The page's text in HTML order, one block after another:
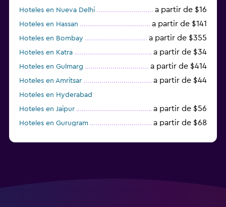
Hoteles en Nueva Delhi a partir de $16
Hoteles en Hassan a partir de $141
Hoteles en Bombay a partir de $355
Hoteles en Katra a partir de $34
Hoteles en Gulmarg a partir de $414
Hoteles en Amritsar a partir de $44
Hoteles en Hyderabad
Hoteles en Jaipur
a partir de $56
Hoteles en Gurugram a partir de $68